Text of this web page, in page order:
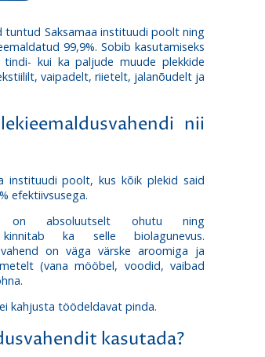
Saksamaa instituudi poolt ning
99,9%. Sobib kasutamiseks
kui ka paljude muude plekkide
vaipadelt, riietelt, jalanõudelt ja
nii
instituudi poolt, kus kõik plekid said
efektiivsusega.
on absoluutselt ohutu ning
kinnitab ka selle biolagunevus.
on väga värske aroomiga ja
(vana mööbel, voodid, vaibad
kahjusta töödeldavat pinda.
kasutada?